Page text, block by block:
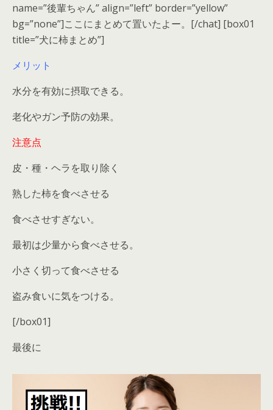
name=”後輩ちゃん” align=”left” border=”yellow”
bg=”none”]ここにまとめて置いたよー。[/chat] [box01
title=”犬に柿まとめ”]
メリット
水分を有効に摂取できる。
老化やガン予防の効果。
注意点
皮・種・ヘラを取り除く
熟した柿を食べさせる
食べさせすぎない。
最初は少量から食べさせる。
小さく切って食べさせる
盗み食いに気をつける。
[/box01]
最後に